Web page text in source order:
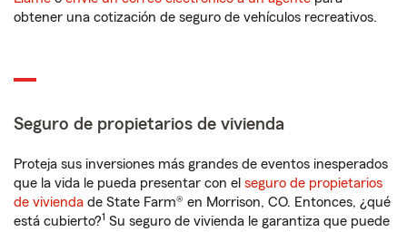
obtener una cotización de seguro de vehículos recreativos.
Seguro de propietarios de vivienda
Proteja sus inversiones más grandes de eventos inesperados
que la vida le pueda presentar con el seguro de propietarios
de vivienda de State Farm® en Morrison, CO. Entonces, ¿qué
está cubierto?1 Su seguro de vivienda le garantiza que puede